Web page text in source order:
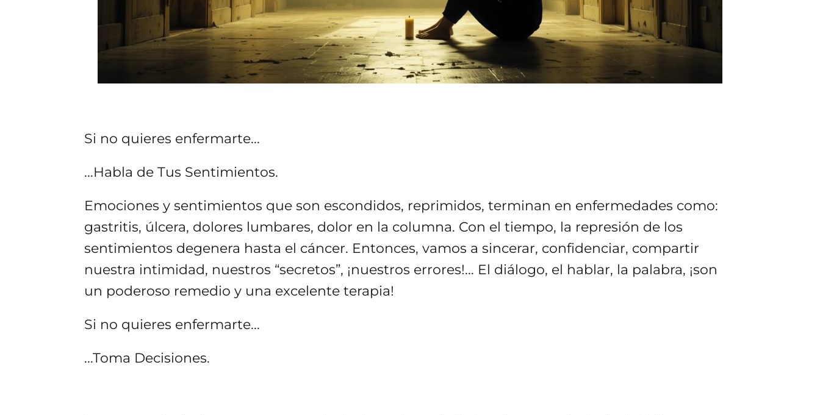
Si no quieres enfermarte...
...Habla de Tus Sentimientos.
Emociones y sentimientos que son escondidos, reprimidos, terminan en enfermedades como:
gastritis, úlcera, dolores lumbares, dolor en la columna. Con el tiempo, la represión de los
sentimientos degenera hasta el cáncer. Entonces, vamos a sincerar, confidenciar, compartir
nuestra intimidad, nuestros “secretos”, ¡nuestros errores!... El diálogo, el hablar, la palabra, ¡son
un poderoso remedio y una excelente terapia!
Si no quieres enfermarte...
...Toma Decisiones.